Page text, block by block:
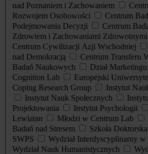
nad Poznaniem i Zachowaniem
Rozwojem Osobowości
Centrum
Podejmowania Decyzji
Centrum
Zdrowiem i Zachowaniami
Centrum Cywilizacji Azji Wschodniej
nad Demokracją
Centrum Transferu
Badań Naukowych
Dział Marketingu
Cognition Lab
Europejski
Coping Research Group
Instytut
Instytut Nauk Społecznych
Projektowania
Instytut Psychologii
Lewiatan
Młodzi w Centrum Lab
Badań nad Stresem
Szkoła Doktorska
SWPS
Wydział Interdyscyplinarny
Wydział Nauk Humanistycznych